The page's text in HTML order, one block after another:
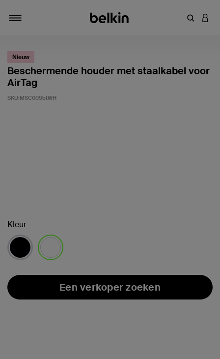
Nieuw
Beschermende houder met staalkabel voor
AirTag
SKU:MSC009btWH
Kleur
Een verkoper zoeken